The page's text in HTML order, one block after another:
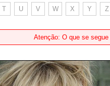
T U V W X Y Z
Atenção: O que se